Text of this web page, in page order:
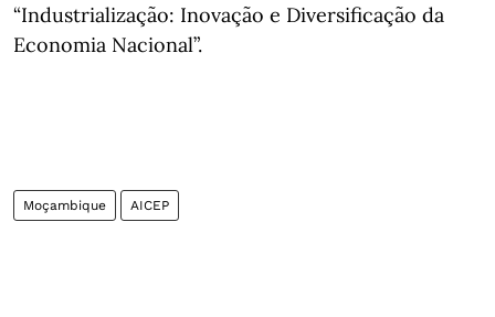
“Industrialização: Inovação e Diversificação da
Economia Nacional”.
Moçambique AICEP